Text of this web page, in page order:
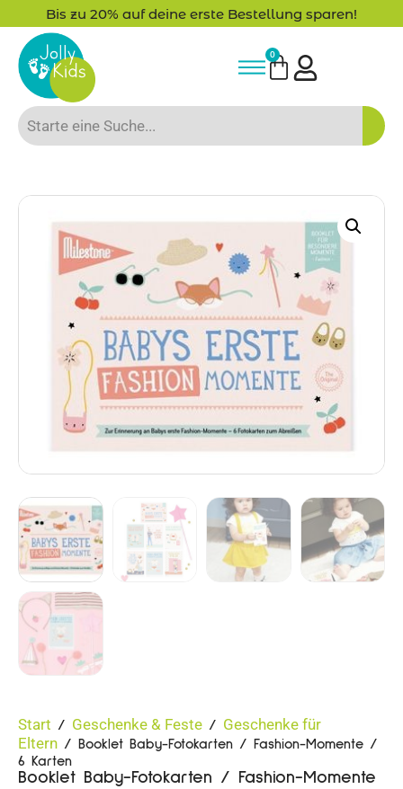
Bis zu 20% auf deine erste Bestellung sparen!
0
Start / Geschenke & Feste / Geschenke für
Eltern / Booklet Baby-Fotokarten / Fashion-Momente /
6 Karten
Booklet Baby-Fotokarten / Fashion-Momente